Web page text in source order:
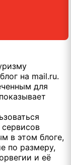
на mail.ru.
для
сервисов
в этом блоге,
по размеру,
и её